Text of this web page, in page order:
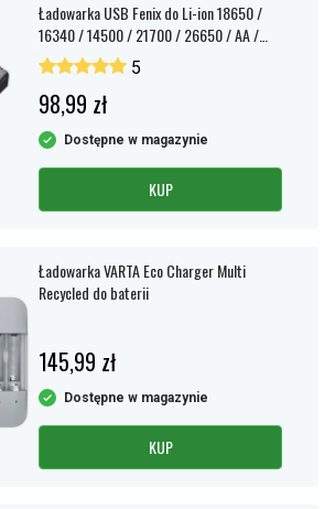
Ładowarka USB Fenix do Li-ion 18650 /
16340 / 14500 / 21700 / 26650 / AA /
AAA / C
5
98,99 zł
Dostępne w magazynie
KUP
Ładowarka VARTA Eco Charger Multi
Recycled do baterii
145,99 zł
Dostępne w magazynie
KUP